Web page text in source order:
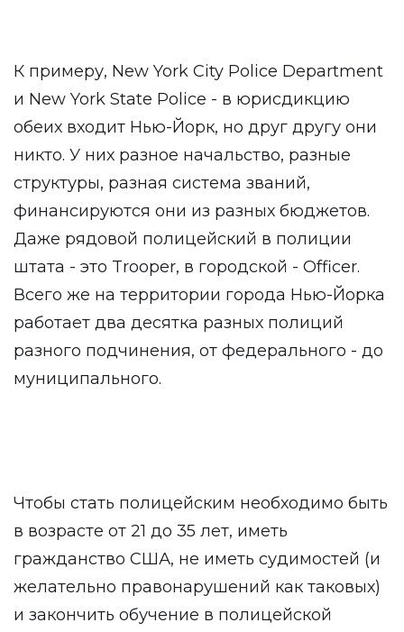
К примеру, New York City Police Department
и New York State Police - в юрисдикцию
обеих входит Нью-Йорк, но друг другу они
никто. У них разное начальство, разные
структуры, разная система званий,
финансируются они из разных бюджетов.
Даже рядовой полицейский в полиции
штата - это Trooper, в городской - Officer.
Всего же на территории города Нью-Йорка
работает два десятка разных полиций
разного подчинения, от федерального - до
муниципального.
Чтобы стать полицейским необходимо быть
в возрасте от 21 до 35 лет, иметь
гражданство США, не иметь судимостей (и
желательно правонарушений как таковых)
и закончить обучение в полицейской